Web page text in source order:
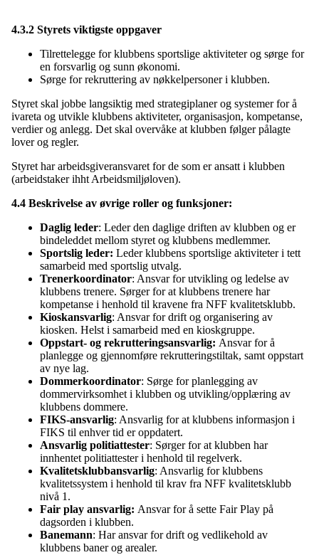
4.3.2 Styrets viktigste oppgaver
Tilrettelegge for klubbens sportslige aktiviteter og sørge for
en forsvarlig og sunn økonomi.
Sørge for rekruttering av nøkkelpersoner i klubben.
Styret skal jobbe langsiktig med strategiplaner og systemer for å
ivareta og utvikle klubbens aktiviteter, organisasjon, kompetanse,
verdier og anlegg. Det skal overvåke at klubben følger pålagte
lover og regler.
Styret har arbeidsgiveransvaret for de som er ansatt i klubben
(arbeidstaker ihht Arbeidsmiljøloven).
4.4 Beskrivelse av øvrige roller og funksjoner:
Daglig leder: Leder den daglige driften av klubben og er
bindeleddet mellom styret og klubbens medlemmer.
Sportslig leder: Leder klubbens sportslige aktiviteter i tett
samarbeid med sportslig utvalg.
Trenerkoordinator: Ansvar for utvikling og ledelse av
klubbens trenere. Sørger for at klubbens trenere har
kompetanse i henhold til kravene fra NFF kvalitetsklubb.
Kioskansvarlig: Ansvar for drift og organisering av
kiosken. Helst i samarbeid med en kioskgruppe.
Oppstart- og rekrutteringsansvarlig: Ansvar for å
planlegge og gjennomføre rekrutteringstiltak, samt oppstart
av nye lag.
Dommerkoordinator: Sørge for planlegging av
dommervirksomhet i klubben og utvikling/opplæring av
klubbens dommere.
FIKS-ansvarlig: Ansvarlig for at klubbens informasjon i
FIKS til enhver tid er oppdatert.
Ansvarlig politiattester: Sørger for at klubben har
innhentet politiattester i henhold til regelverk.
Kvalitetsklubbansvarlig: Ansvarlig for klubbens
kvalitetssystem i henhold til krav fra NFF kvalitetsklubb
nivå 1.
Fair play ansvarlig: Ansvar for å sette Fair Play på
dagsorden i klubben.
Banemann: Har ansvar for drift og vedlikehold av
klubbens baner og arealer.